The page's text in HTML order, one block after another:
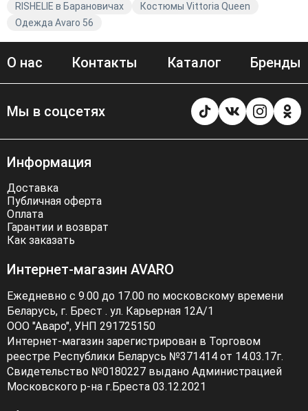
RISHELIE в Барановичах
Костюмы Vittoria Queen
Одежда Avaro 56
О нас Контакты Каталог Бренды
Мы в соцсетях
Информация
Доставка
Публичная оферта
Оплата
Гарантии и возврат
Как заказать
Интернет-магазин AVARO
Ежедневно с 9.00 до 17.00 по московскому времени
Беларусь, г. Брест . ул. Карьерная 12А/1
ООО "Аваро", УНП 291725150
Интернет-магазин зарегистрирован в Торговом
реестре Республики Беларусь №371414 от 14.03.17г.
Свидетельство №0180227 выдано Администрацией
Московского р-на г.Бреста 03.12.2021